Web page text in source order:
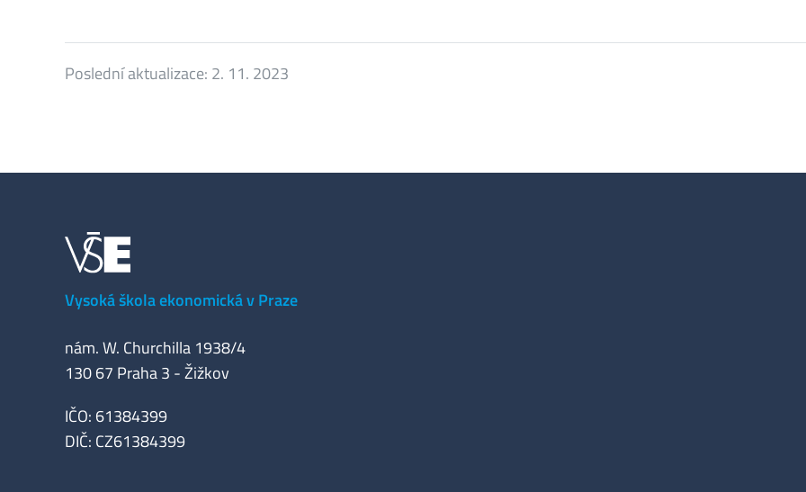
Poslední aktualizace: 2. 11. 2023
Vysoká škola ekonomická v Praze
nám. W. Churchilla 1938/4
130 67 Praha 3 - Žižkov
IČO: 61384399
DIČ: CZ61384399